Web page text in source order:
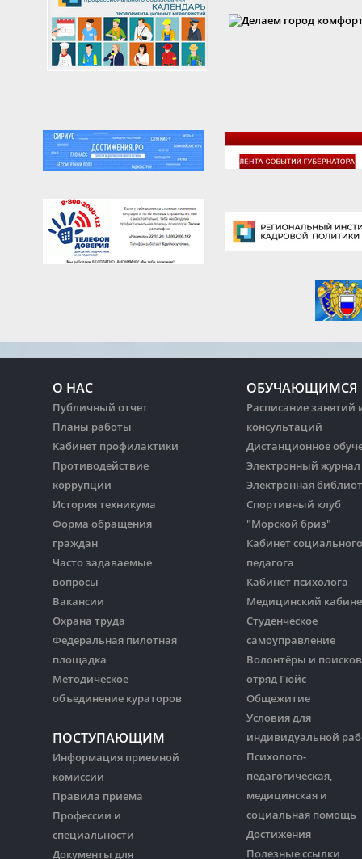
О НАС
Публичный отчет
Планы работы
Кабинет профилактики
Противодействие
коррупции
История техникума
Форма обращения
граждан
Часто задаваемые
вопросы
Вакансии
Охрана труда
Федеральная пилотная
площадка
Методическое
объединение кураторов
ПОСТУПАЮЩИМ
Информация приемной
комиссии
Правила приема
Профессии и
специальности
Документы для
ОБУЧАЮЩИМСЯ
Расписание занятий
консультаций
Дистанционное
Электронный журнал
Электронная
Спортивный клуб
"Морской бриз"
Кабинет социального
педагога
Кабинет психолога
Медицинский
Студенческое
самоуправление
Волонтёры и
отряд Гюйс
Общежитие
Условия для
индивидуальной
Психолого-
педагогическая,
медицинская и
социальная помощь
Достижения
Полезные ссылки